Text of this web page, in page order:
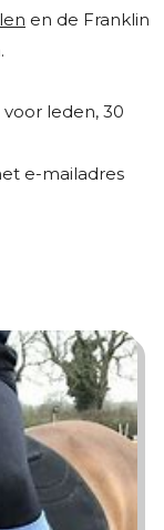
en de Franklin
leden, 30
e-mailadres